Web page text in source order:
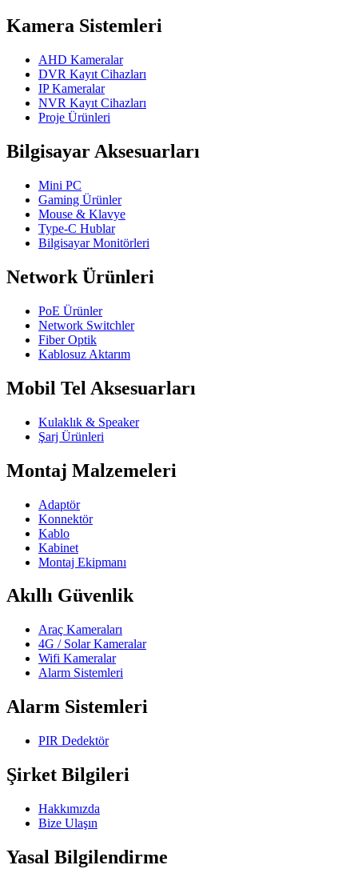
Kamera Sistemleri
AHD Kameralar
DVR Kayıt Cihazları
IP Kameralar
NVR Kayıt Cihazları
Proje Ürünleri
Bilgisayar Aksesuarları
Mini PC
Gaming Ürünler
Mouse & Klavye
Type-C Hublar
Bilgisayar Monitörleri
Network Ürünleri
PoE Ürünler
Network Switchler
Fiber Optik
Kablosuz Aktarım
Mobil Tel Aksesuarları
Kulaklık & Speaker
Şarj Ürünleri
Montaj Malzemeleri
Adaptör
Konnektör
Kablo
Kabinet
Montaj Ekipmanı
Akıllı Güvenlik
Araç Kameraları
4G / Solar Kameralar
Wifi Kameralar
Alarm Sistemleri
Alarm Sistemleri
PIR Dedektör
Şirket Bilgileri
Hakkımızda
Bize Ulaşın
Yasal Bilgilendirme